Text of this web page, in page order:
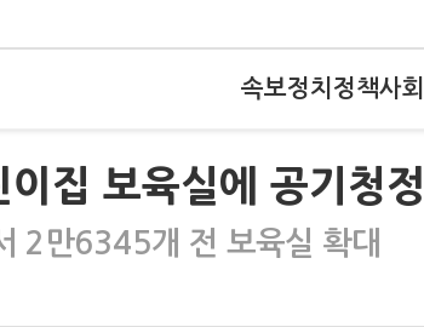
속보정치 정책사회
집 보육실에 공기청
2만6345개 전 보육실 확대